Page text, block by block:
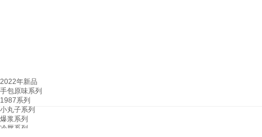
2022年新品
手包原味系列
1987系列
小丸子系列
爆浆系列
冷唇系列